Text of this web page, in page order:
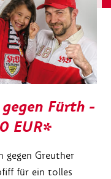
Fürth -
EUR*
gegen Greuther
für ein tolles